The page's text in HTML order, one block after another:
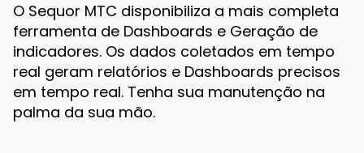
O Sequor MTC disponibiliza a mais completa
ferramenta de Dashboards e Geração de
indicadores. Os dados coletados em tempo
real geram relatórios e Dashboards precisos
em tempo real. Tenha sua manutenção na
palma da sua mão.